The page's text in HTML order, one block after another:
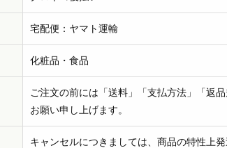
宅配便：ヤマト運輸
化粧品・食品
ご注文の前には「送料」「支払方法」「返
お願い申し上げます。
キャンセルにつきましては、商品の特性上発